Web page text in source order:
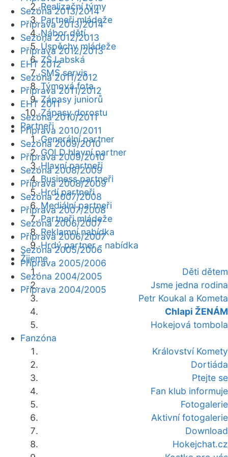
Realizační týmy
Partneři mládeže
Nábor dětí
Úspěchy mládeže
ZŠ Labská
SMS servis
Týmová fota
Zápasy juniorů
Zápasy dorostu
Partneři
Generální partner
GOLD hlavní partner
Hlavní partneři
Business partneři
Hrdí partneři
Mediální partneři
Partneři mládeže
Reklamní nabídka
Hrdý partner - nabídka
Žijeme
Děti dětem
Jsme jedna rodina
Petr Koukal a Kometa
Chlapi ŽENÁM
Hokejová tombola
Fanzóna
Království Komety
Dortiáda
Ptejte se
Fan klub informuje
Fotogalerie
Aktivní fotogalerie
Download
Hokejchat.cz
Sezóna 2013/2014
Příprava 2013/2014
Sezóna 2012/2013
Příprava 2012/2013
EHT 2012
Sezóna 2011/2012
Příprava 2011/2012
EHT 2011
Sezóna 2010/2011
Příprava 2010/2011
Sezóna 2009/2010
Příprava 2009/2010
Sezóna 2008/2009
Příprava 2008/2009
Sezóna 2007/2008
Příprava 2007/2008
Sezóna 2006/2007
Příprava 2006/2007
Sezóna 2005/2006
Příprava 2005/2006
Sezóna 2004/2005
Příprava 2004/2005